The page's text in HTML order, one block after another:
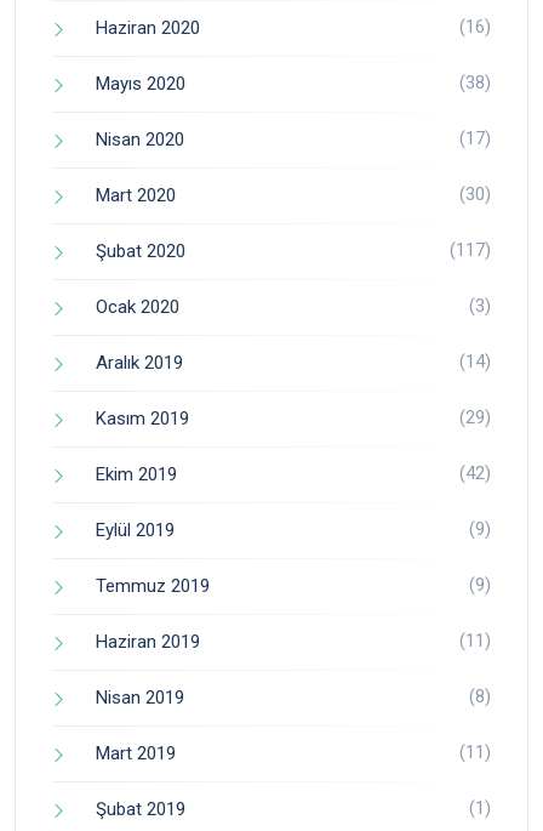
Haziran 2020 (16)
Mayıs 2020 (38)
Nisan 2020 (17)
Mart 2020 (30)
Şubat 2020 (117)
Ocak 2020 (3)
Aralık 2019 (14)
Kasım 2019 (29)
Ekim 2019 (42)
Eylül 2019 (9)
Temmuz 2019 (9)
Haziran 2019 (11)
Nisan 2019 (8)
Mart 2019 (11)
Şubat 2019 (1)